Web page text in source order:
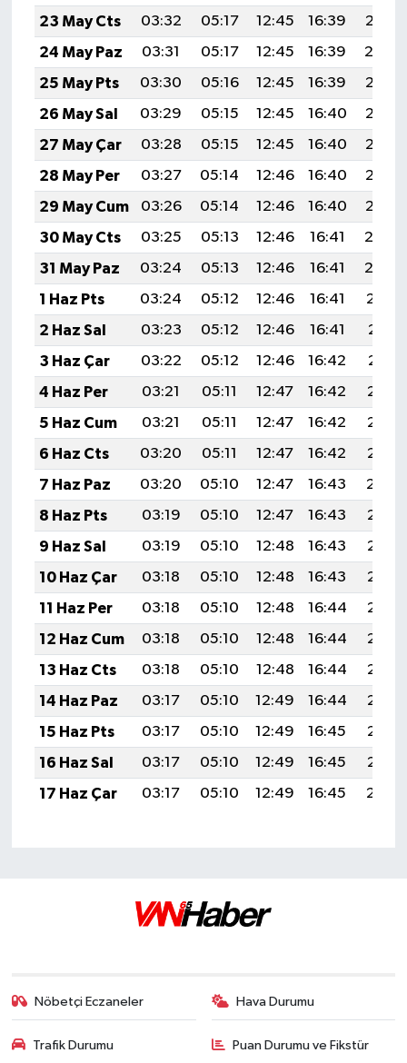
23 May Cts
03:32 05:17 12:45 16:39
20:03
24 May Paz
03:31 05:17 12:45 16:39
20:04
25 May Pts
03:30 05:16 12:45 16:39
20:05
26 May Sal
03:29 05:15 12:45 16:40
20:05
27 May Çar
03:28 05:15 12:45 16:40
20:06
28 May Per
03:27 05:14 12:46 16:40
20:07
29 May Cum
03:26 05:14 12:46 16:40
20:08
30 May Cts
03:25 05:13 12:46 16:41
20:09
31 May Paz
03:24 05:13 12:46 16:41
20:09
1 Haz Pts
03:24 05:12 12:46 16:41
20:10
2 Haz Sal
03:23 05:12 12:46 16:41
20:11
3 Haz Çar
03:22 05:12 12:46 16:42
20:11
4 Haz Per
03:21 05:11 12:47 16:42
20:12
5 Haz Cum
03:21 05:11 12:47 16:42
20:13
6 Haz Cts
03:20 05:11 12:47 16:42
20:13
7 Haz Paz
03:20 05:10 12:47 16:43
20:14
8 Haz Pts
03:19 05:10 12:47 16:43
20:15
9 Haz Sal
03:19 05:10 12:48 16:43
20:15
10 Haz Çar
03:18 05:10 12:48 16:43
20:16
11 Haz Per
03:18 05:10 12:48 16:44
20:16
12 Haz Cum
03:18 05:10 12:48 16:44
20:17
13 Haz Cts
03:18 05:10 12:48 16:44
20:17
14 Haz Paz
03:17 05:10 12:49 16:44
20:17
15 Haz Pts
03:17 05:10 12:49 16:45
20:18
16 Haz Sal
03:17 05:10 12:49 16:45
20:18
17 Haz Çar
03:17 05:10 12:49 16:45 20:19
Nöbetçi Eczaneler Hava Durumu
Trafik Durumu Puan Durumu ve Fikstür